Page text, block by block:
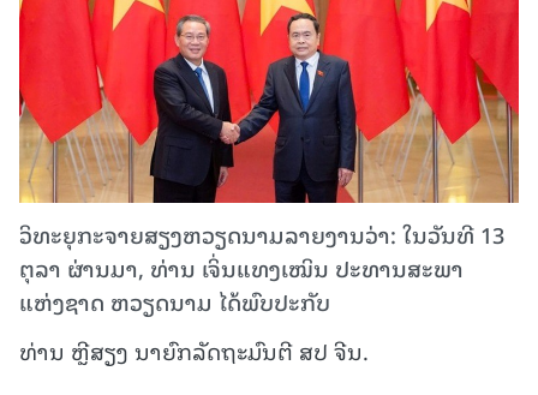
ວິທະຍຸກະຈາຍສຽງຫວຽດນາມລາຍງານວ່າ: ໃນວັນທີ 13
ຕຸລາ ຜ່ານມາ, ທ່ານ ເຈິ່ນແທງເໝິນ ປະທານສະພາ
ແຫ່ງຊາດ ຫວຽດນາມ ໄດ້ພົບປະກັບ
ທ່ານ ຫຼີສຽງ ນາຍົກລັດຖະມົນຕີ ສປ ຈີນ.